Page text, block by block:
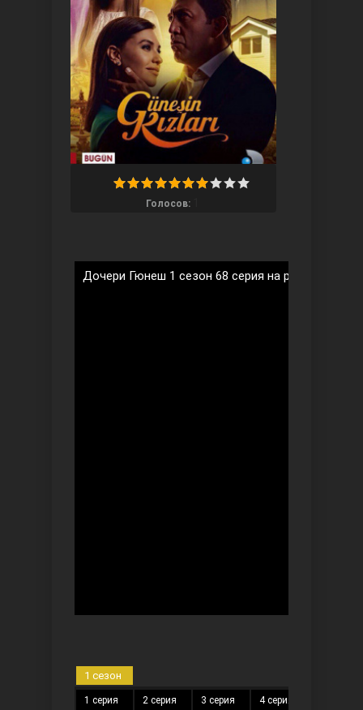
Три сестры
Голосов:
Дочери Гюнеш 1 сезон 68 серия на русском
1 сезон
1 серия 2 серия 3 серия 4 серия